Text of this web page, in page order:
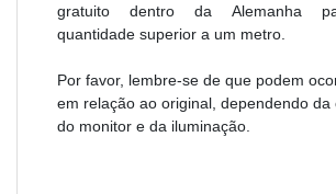
gratuito dentro da Alemanha
quantidade superior a um metro.
Por favor, lembre-se de que podem
em relação ao original, dependendo da
do monitor e da iluminação.